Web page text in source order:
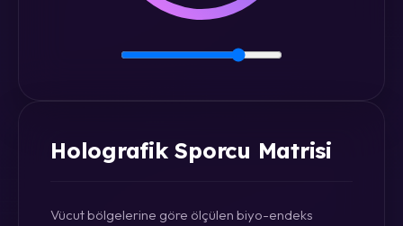
Holografik Sporcu Matrisi
Vücut bölgelerine göre ölçülen biyo-endeks